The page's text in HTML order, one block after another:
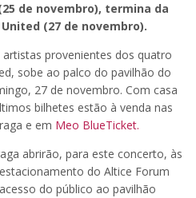
de novembro), termina da
(27 de novembro).
provenientes dos quatro
sobe ao palco do pavilhão do
27 de novembro. Com casa
bilhetes estão à venda nas
e em Meo BlueTicket.
abrirão, para este concerto, às
do Altice Forum
do público ao pavilhão